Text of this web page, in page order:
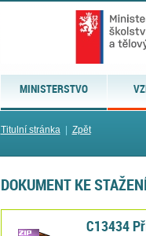
MINISTERSTVO
Titulní stránka| Zpět
DOKUMENT KE
C13434